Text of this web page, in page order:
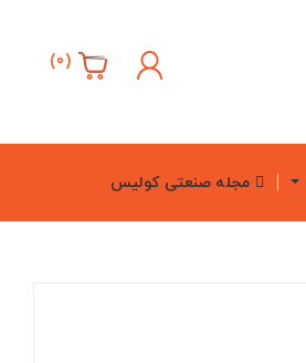
(
0
)
مجله صنعتی کولیس